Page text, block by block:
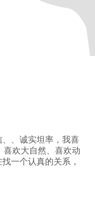
、诚实坦率，我喜
喜欢大自然、喜欢动
一个认真的关系，